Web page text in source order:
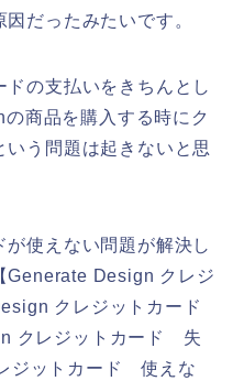
だったみたいです。
の支払いをきちんとし
商品を購入する時にク
いう問題は起きないと思
使えない問題が解決し
Generate Design クレジ
クレジットカード
クレジットカード 失
ジットカード 使えな